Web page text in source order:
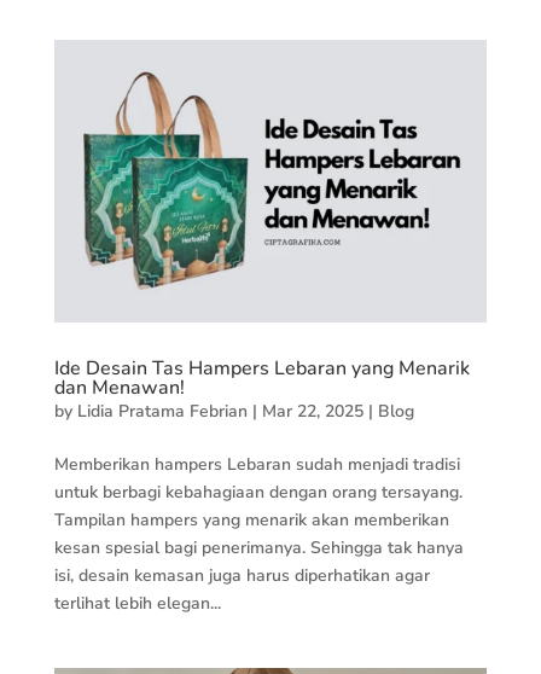
Ide Desain Tas Hampers Lebaran yang Menarik
dan Menawan!
by Lidia Pratama Febrian | Mar 22, 2025| Blog
Memberikan hampers Lebaran sudah menjadi tradisi
untuk berbagi kebahagiaan dengan orang tersayang.
Tampilan hampers yang menarik akan memberikan
kesan spesial bagi penerimanya. Sehingga tak hanya
isi, desain kemasan juga harus diperhatikan agar
terlihat lebih elegan...